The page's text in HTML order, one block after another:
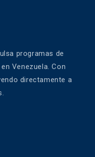
programas de
Venezuela. Con
directamente a